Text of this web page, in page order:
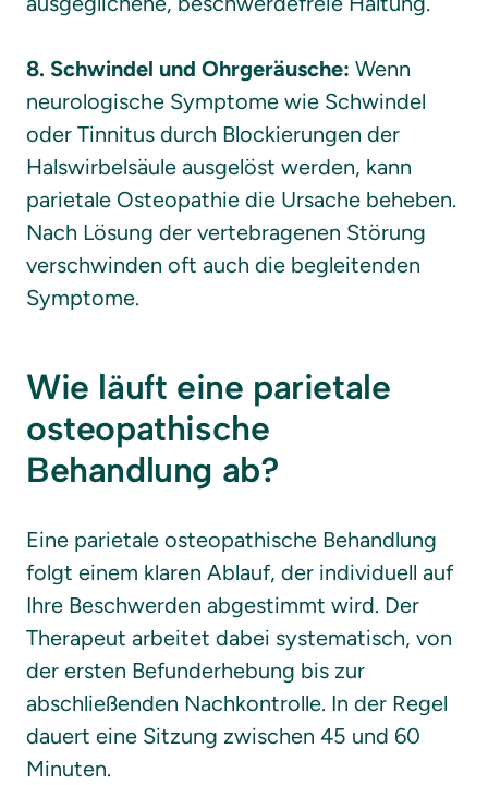
8. Schwindel und Ohrgeräusche: Wenn
neurologische Symptome wie Schwindel
oder Tinnitus durch Blockierungen der
Halswirbelsäule ausgelöst werden, kann
parietale Osteopathie die Ursache beheben.
Nach Lösung der vertebragenen Störung
verschwinden oft auch die begleitenden
Symptome.
Wie läuft eine parietale
osteopathische
Behandlung ab?
Eine parietale osteopathische Behandlung
folgt einem klaren Ablauf, der individuell auf
Ihre Beschwerden abgestimmt wird. Der
Therapeut arbeitet dabei systematisch, von
der ersten Befunderhebung bis zur
abschließenden Nachkontrolle. In der Regel
dauert eine Sitzung zwischen 45 und 60
Minuten.